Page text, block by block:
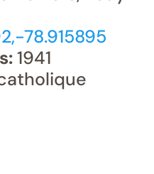
78.915895
1941